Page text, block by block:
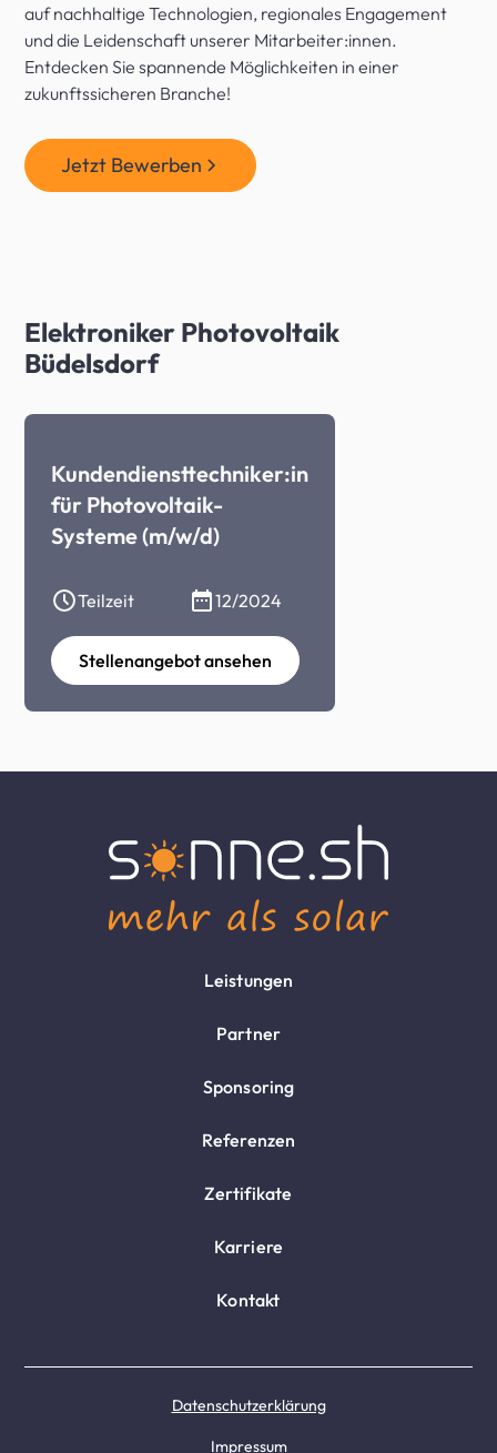
auf nachhaltige Technologien, regionales Engagement
und die Leidenschaft unserer Mitarbeiter:innen.
Entdecken Sie spannende Möglichkeiten in einer
zukunftssicheren Branche!
Jetzt Bewerben
Elektroniker Photovoltaik
Büdelsdorf
Kundendiensttechniker:in
für Photovoltaik-
Systeme (m/w/d)
Teilzeit 12/2024
Stellenangebot ansehen
Leistungen
Partner
Sponsoring
Referenzen
Zertifikate
Karriere
Kontakt
Datenschutzerklärung
Impressum